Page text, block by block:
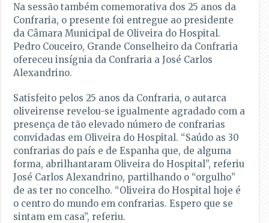
Na sessão também comemorativa dos 25 anos da
Confraria, o presente foi entregue ao presidente
da Câmara Municipal de Oliveira do Hospital.
Pedro Couceiro, Grande Conselheiro da Confraria
ofereceu insígnia da Confraria a José Carlos
Alexandrino.
Satisfeito pelos 25 anos da Confraria, o autarca
oliveirense revelou-se igualmente agradado com a
presença de tão elevado número de confrarias
convidadas em Oliveira do Hospital. “Saúdo as 30
confrarias do país e de Espanha que, de alguma
forma, abrilhantaram Oliveira do Hospital”, referiu
José Carlos Alexandrino, partilhando o “orgulho”
de as ter no concelho. “Oliveira do Hospital hoje é
o centro do mundo em confrarias. Espero que se
sintam em casa”, referiu.